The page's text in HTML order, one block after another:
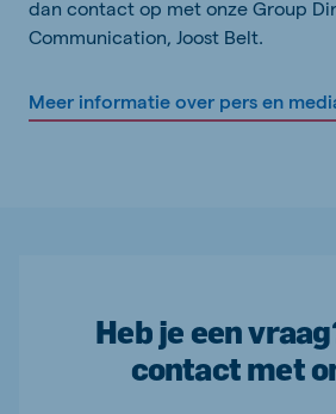
dan contact op met onze Group
Communication, Joost Belt.
Meer informatie over pers en
Heb je een
contact met